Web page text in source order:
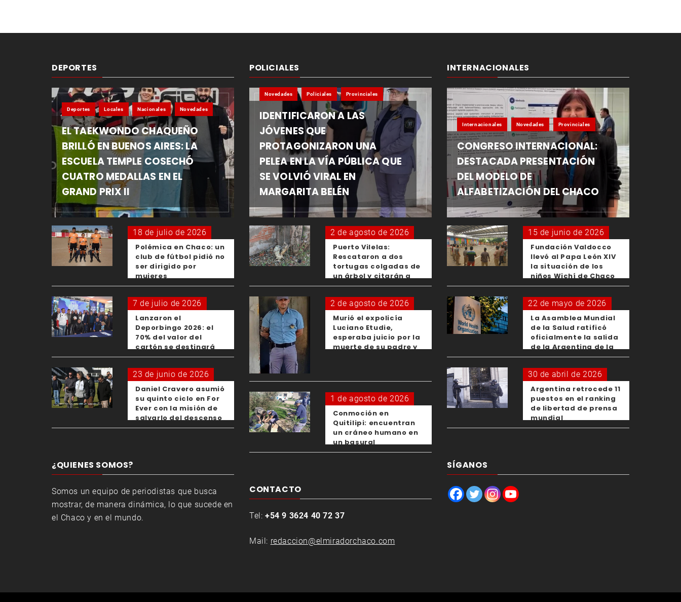
DEPORTES
Deportes Locales Nacionales Novedades
EL TAEKWONDO CHAQUEÑO
BRILLÓ EN BUENOS AIRES: LA
ESCUELA TEMPLE COSECHÓ
CUATRO MEDALLAS EN EL
GRAND PRIX II
18 de julio de 2026
Polémica en Chaco: un
club de fútbol pidió no
ser dirigido por
mujeres
7 de julio de 2026
Lanzaron el
Deporbingo 2026: el
70% del valor del
cartón se destinará
para los clubes
23 de junio de 2026
Daniel Cravero asumió
su quinto ciclo en For
Ever con la misión de
salvarlo del descenso
¿QUIENES SOMOS?
Somos un equipo de periodistas que busca
mostrar, de manera dinámica, lo que sucede en
el Chaco y en el mundo.
POLICIALES
Novedades Policiales Provinciales
IDENTIFICARON A LAS
JÓVENES QUE
PROTAGONIZARON UNA
PELEA EN LA VÍA PÚBLICA QUE
SE VOLVIÓ VIRAL EN
MARGARITA BELÉN
2 de agosto de 2026
Puerto Vilelas:
Rescataron a dos
tortugas colgadas de
un árbol y citarán a
los padres de los
menores responsables
2 de agosto de 2026
Murió el expolicía
Luciano Etudie,
esperaba juicio por la
muerte de su padre y
1 de agosto de 2026
Conmoción en
Quitilipi: encuentran
un cráneo humano en
un basural
CONTACTO
Tel: +54 9 3624 40 72 37
Mail: redaccion@elmiradorchaco.com
INTERNACIONALES
Internacionales Novedades Provinciales
CONGRESO INTERNACIONAL:
DESTACADA PRESENTACIÓN
DEL MODELO DE
ALFABETIZACIÓN DEL CHACO
15 de junio de 2026
Fundación Valdocco
llevó al Papa León XIV
la situación de los
niños Wichí de Chaco
22 de mayo de 2026
La Asamblea Mundial
de la Salud ratificó
oficialmente la salida
de la Argentina de la
OMS
30 de abril de 2026
Argentina retrocede 11
puestos en el ranking
de libertad de prensa
mundial
SÍGANOS